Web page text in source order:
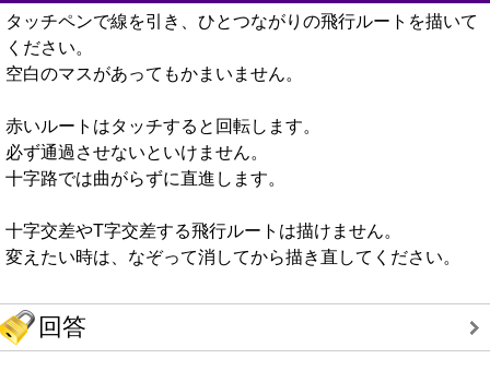
タッチペンで線を引き、ひとつながりの飛行ルートを描いて
ください。
空白のマスがあってもかまいません。
赤いルートはタッチすると回転します。
必ず通過させないといけません。
十字路では曲がらずに直進します。
十字交差やT字交差する飛行ルートは描けません。
変えたい時は、なぞって消してから描き直してください。
回答